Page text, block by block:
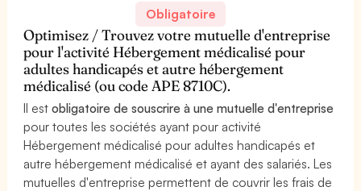
Obligatoire
Optimisez / Trouvez votre mutuelle d'entreprise
pour l'activité Hébergement médicalisé pour
adultes handicapés et autre hébergement
médicalisé (ou code APE 8710C).
Il estobligatoire de souscrire à une mutuelle d'entreprise
pour toutes les sociétés ayant pour activité
Hébergement médicalisé pour adultes handicapés et
autre hébergement médicalisé et ayant des salariés. Les
mutuelles d'entreprise permettent de couvrir les frais de